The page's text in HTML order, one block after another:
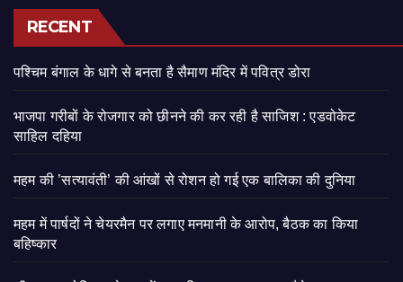
RECENT
पश्चिम बंगाल के धागे से बनता है सैमाण मंदिर में पवित्र डोरा
भाजपा गरीबों के रोजगार को छीनने की कर रही है साजिश : एडवोकेट
साहिल दहिया
महम की ’सत्यावंती’ की आंखों से रोशन हो गई एक बालिका की दुनिया
महम में पार्षदों ने चेयरमैन पर लगाए मनमानी के आरोप, बैठक का किया
बहिष्कार